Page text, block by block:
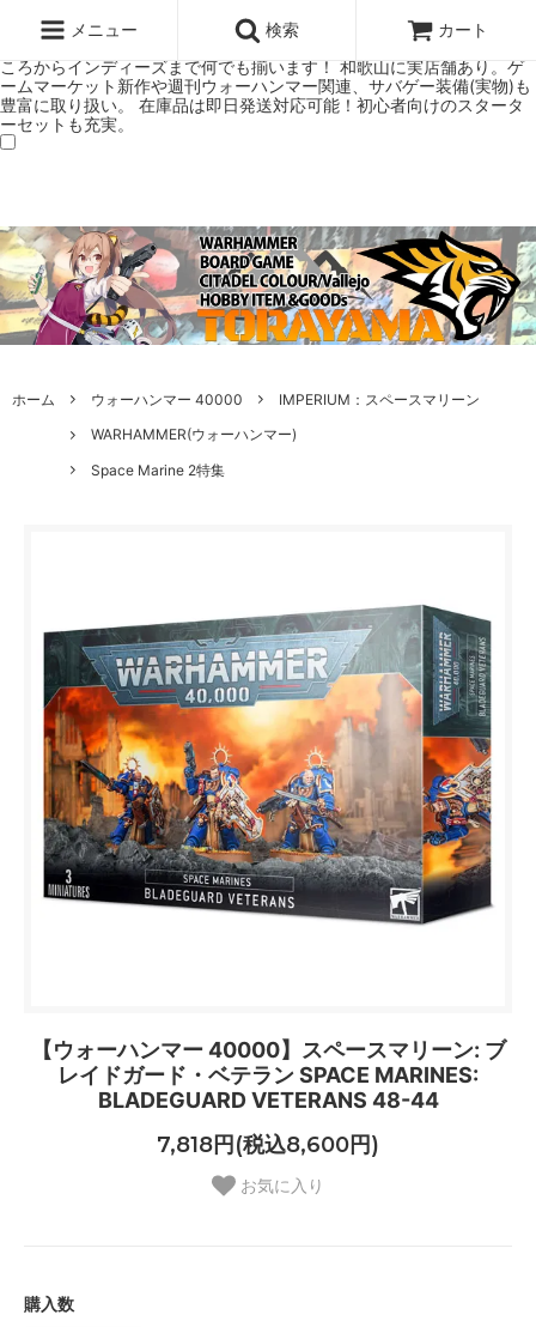
ミアムショップTORAYAMA。通販・オンラインショップです！ ウォー
ハンマーとボードゲームのことなら当店へ！ボードゲームもメジャーど
ころからインディーズまで何でも揃います！ 和歌山に実店舗あり。ゲ
ームマーケット新作や週刊ウォーハンマー関連、サバゲー装備(実物)も
豊富に取り扱い。 在庫品は即日発送対応可能！初心者向けのスタータ
ーセットも充実。
メニュー 検索 カート
ホーム ウォーハンマー 40000
IMPERIUM：スペースマリーン
WARHAMMER(ウォーハンマー)
Space Marine 2特集
【ウォーハンマー 40000】スペースマリーン: ブ
レイドガード・ベテラン SPACE MARINES:
BLADEGUARD VETERANS 48-44
7,818円(税込8,600円)
お気に入り
購入数